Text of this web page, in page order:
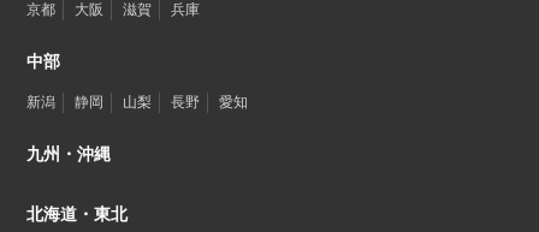
京都 大阪 滋賀 兵庫
中部
新潟 静岡 山梨 長野 愛知
九州・沖縄
北海道・東北